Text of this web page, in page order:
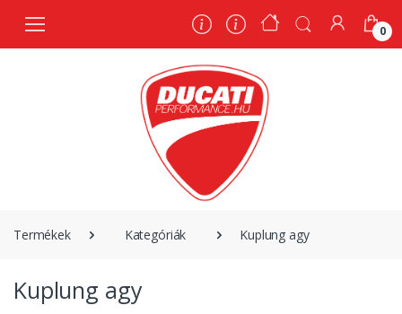
0
Termékek Kategóriák Kuplung agy
Kuplung agy
0